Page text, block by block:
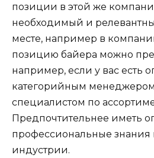
позиции в этой же
необходимый и
месте, например в
позицию байера можно
например, если у вас есть
категорийным
специалистом по
Предпочтительнее иметь
профессиональные
индустрии.